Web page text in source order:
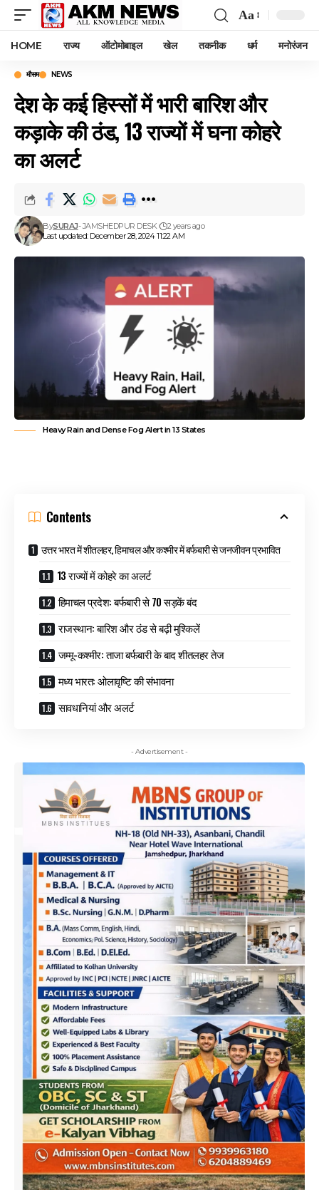
Font
Aa
HOME राज्य ऑटोमोबाइल खेल तकनीक धर्म मनोरंजन
मौसम NEWS
देश के कई हिस्सों में भारी बारिश और
कड़ाके की ठंड, 13 राज्यों में घना कोहरे
का अलर्ट
Last updated: December 28, 2024 11:22 AM
BySURAJ- JAMSHEDPUR DESK 2 years ago
Heavy Rain and Dense Fog Alert in 13 States
Contents
उत्तर भारत में शीतलहर, हिमाचल और कश्मीर में बर्फबारी से जनजीवन प्रभावित
13 राज्यों में कोहरे का अलर्ट
हिमाचल प्रदेश: बर्फबारी से 70 सड़कें बंद
राजस्थान: बारिश और ठंड से बढ़ी मुश्किलें
जम्मू-कश्मीर: ताजा बर्फबारी के बाद शीतलहर तेज
मध्य भारत: ओलावृष्टि की संभावना
सावधानियां और अलर्ट
- Advertisement -